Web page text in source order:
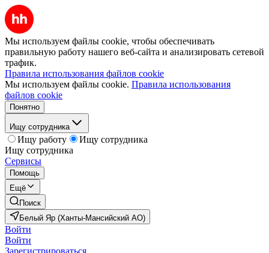
Мы используем файлы cookie, чтобы обеспечивать
правильную работу нашего веб-сайта и анализировать сетевой
трафик.
Правила использования файлов cookie
Мы используем файлы cookie. Правила использования
файлов cookie
Понятно
Ищу сотрудника
Ищу работу
Ищу сотрудника
Ищу сотрудника
Сервисы
Помощь
Ещё
Поиск
Белый Яр (Ханты-Мансийский АО)
Войти
Войти
Зарегистрироваться